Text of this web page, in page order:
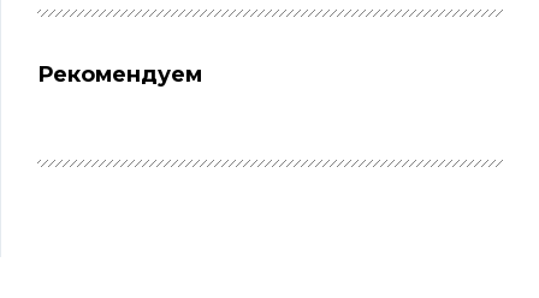
Рекомендуем